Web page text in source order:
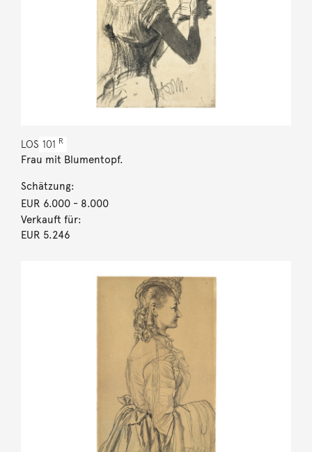
LOS 101 R
Frau mit Blumentopf.
Schätzung:
EUR 6.000- 8.000
Verkauft für:
EUR 5.246